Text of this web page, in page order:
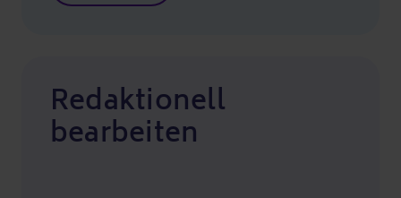
Redaktionell
bearbeiten